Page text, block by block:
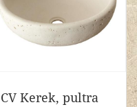
CV Kerek, pultra